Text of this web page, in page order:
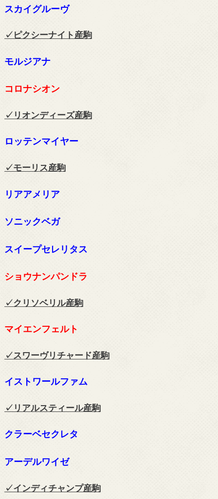
スカイグルーヴ
✓ピクシーナイト産駒
モルジアナ
コロナシオン
✓リオンディーズ産駒
ロッテンマイヤー
✓モーリス産駒
リアアメリア
ソニックベガ
スイープセレリタス
ショウナンパンドラ
✓クリソベリル産駒
マイエンフェルト
✓スワーヴリチャード産駒
イストワールファム
✓リアルスティール産駒
クラーベセクレタ
アーデルワイゼ
✓インディチャンプ産駒